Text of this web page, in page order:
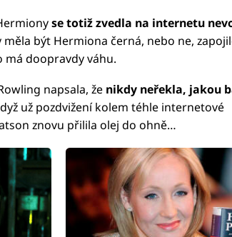
se totiž zvedla na internetu
být Hermiona černá, nebo ne,
má doopravdy váhu.
napsala, že nikdy neřekla, jakou
už pozdvižení kolem téhle internetové
znovu přilila olej do ohně…